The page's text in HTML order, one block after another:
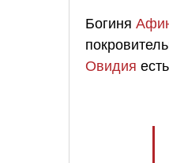
Богиня
Овидия